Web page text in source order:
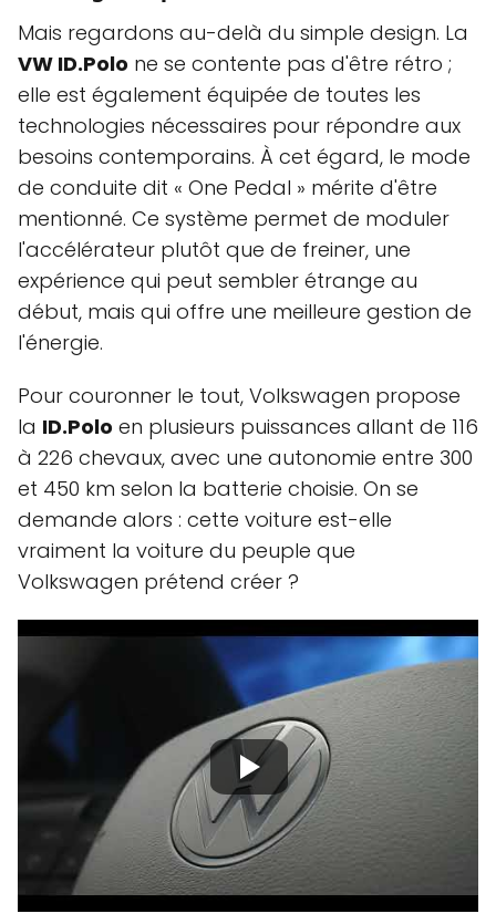
Mais regardons au-delà du simple design. La
VW ID.Polo ne se contente pas d'être rétro ;
elle est également équipée de toutes les
technologies nécessaires pour répondre aux
besoins contemporains. À cet égard, le mode
de conduite dit « One Pedal » mérite d'être
mentionné. Ce système permet de moduler
l'accélérateur plutôt que de freiner, une
expérience qui peut sembler étrange au
début, mais qui offre une meilleure gestion de
l'énergie.
Pour couronner le tout, Volkswagen propose
la ID.Polo en plusieurs puissances allant de 116
à 226 chevaux, avec une autonomie entre 300
et 450 km selon la batterie choisie. On se
demande alors : cette voiture est-elle
vraiment la voiture du peuple que
Volkswagen prétend créer ?